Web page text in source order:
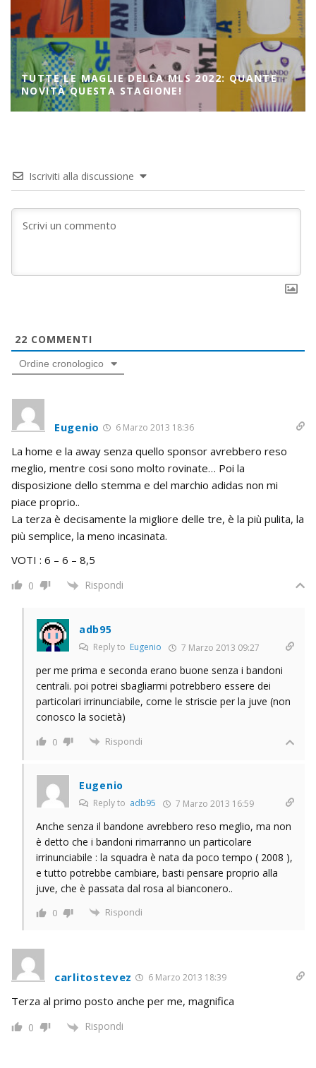
TUTTE LE MAGLIE DELLA MLS 2022: QUANTE
NOVITÀ QUESTA STAGIONE!
Iscriviti alla discussione
22 COMMENTI
Ordine cronologico
Eugenio 6 Marzo 2013 18:36
La home e la away senza quello sponsor avrebbero reso
meglio, mentre cosi sono molto rovinate… Poi la
disposizione dello stemma e del marchio adidas non mi
piace proprio..
La terza è decisamente la migliore delle tre, è la più pulita, la
più semplice, la meno incasinata.
VOTI : 6 – 6 – 8,5
0 Rispondi
adb95
Reply to Eugenio 7 Marzo 2013 09:27
per me prima e seconda erano buone senza i bandoni
centrali. poi potrei sbagliarmi potrebbero essere dei
particolari irrinunciabile, come le striscie per la juve (non
conosco la società)
0 Rispondi
Eugenio
Reply to adb95 7 Marzo 2013 16:59
Anche senza il bandone avrebbero reso meglio, ma non
è detto che i bandoni rimarranno un particolare
irrinunciabile : la squadra è nata da poco tempo ( 2008 ),
e tutto potrebbe cambiare, basti pensare proprio alla
juve, che è passata dal rosa al bianconero..
0 Rispondi
carlitostevez 6 Marzo 2013 18:39
Terza al primo posto anche per me, magnifica
0 Rispondi